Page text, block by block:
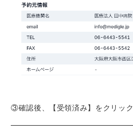
③確認後、【受領済み】をクリック